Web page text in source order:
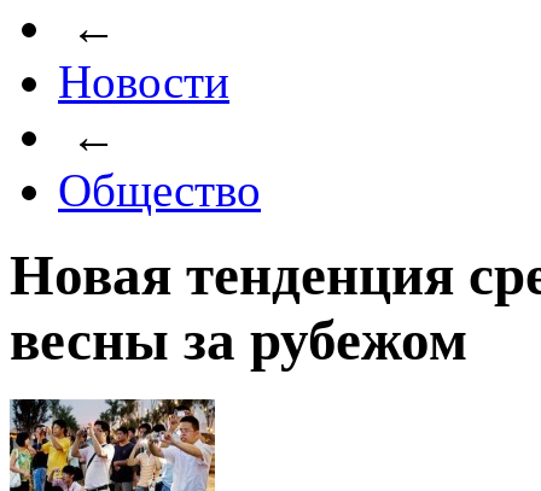
←
Новости
←
Общество
Новая тенденция
весны за рубежом